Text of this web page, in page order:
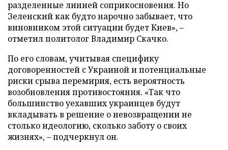
разделенные линией соприкосновения. Но
Зеленский как будто нарочно забывает, что
виновником этой ситуации будет Киев», –
отметил политолог Владимир Скачко.
По его словам, учитывая специфику
договоренностей с Украиной и потенциальные
риски срыва перемирия, есть вероятность
возобновления противостояния. «Так что
большинство уехавших украинцев будут
вкладывать в решение о невозвращении не
столько идеологию, сколько заботу о своих
жизнях», – подчеркнул он.